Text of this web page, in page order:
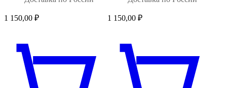
1 150,00 ₽ 1 150,00 ₽